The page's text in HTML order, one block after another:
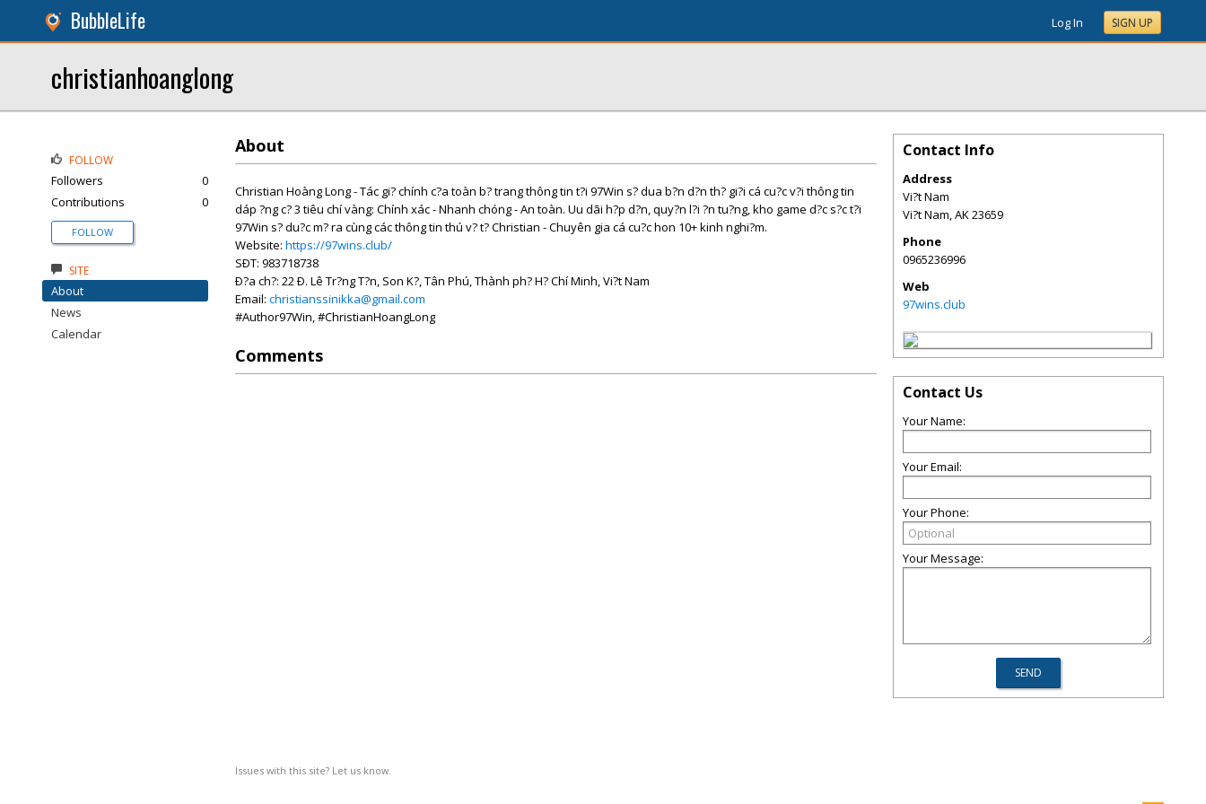
BubbleLife Log In SIGN UP
christianhoanglong
About
Christian Hoàng Long - Tác gi? chính c?a toàn b? trang thông tin t?i 97Win s? dua b?n d?n th? gi?i cá cu?c v?i thông tin
dáp ?ng c? 3 tiêu chí vàng: Chính xác - Nhanh chóng - An toàn. Uu dãi h?p d?n, quy?n l?i ?n tu?ng, kho game d?c s?c t?i
97Win s? du?c m? ra cùng các thông tin thú v? t? Christian - Chuyên gia cá cu?c hon 10+ kinh nghi?m.
Website: https://97wins.club/
SÐT: 983718738
Ð?a ch?: 22 Ð. Lê Tr?ng T?n, Son K?, Tân Phú, Thành ph? H? Chí Minh, Vi?t Nam
Email: christianssinikka@gmail.com
#Author97Win, #ChristianHoangLong
Comments
Issues with this site? Let us know.
FOLLOW
Followers
0
Contributions
0
FOLLOW
SITE
About
News
Calendar
Contact Info
Address
Vi?t Nam
Vi?t Nam,AK23659
Phone
0965236996
Web
97wins.club
Contact Us
Your Name:
Your Email:
Your Phone:
Your Message: